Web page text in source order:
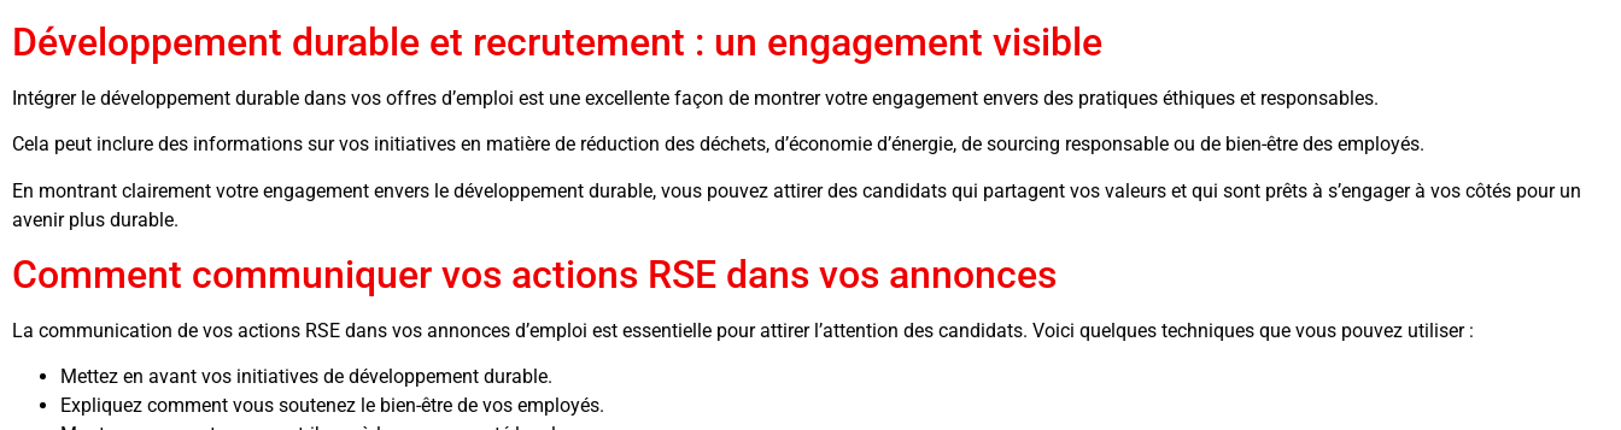
Développement durable et recrutement : un engagement visible
Intégrer le développement durable dans vos offres d’emploi est une excellente façon de montrer votre engagement envers des pratiques éthiques et responsables.
Cela peut inclure des informations sur vos initiatives en matière de réduction des déchets, d’économie d’énergie, de sourcing responsable ou de bien-être des employés.
En montrant clairement votre engagement envers le développement durable, vous pouvez attirer des candidats qui partagent vos valeurs et qui sont prêts à s’engager à vos côtés pour un
avenir plus durable.
Comment communiquer vos actions RSE dans vos annonces
La communication de vos actions RSE dans vos annonces d’emploi est essentielle pour attirer l’attention des candidats. Voici quelques techniques que vous pouvez utiliser :
Mettez en avant vos initiatives de développement durable.
Expliquez comment vous soutenez le bien-être de vos employés.